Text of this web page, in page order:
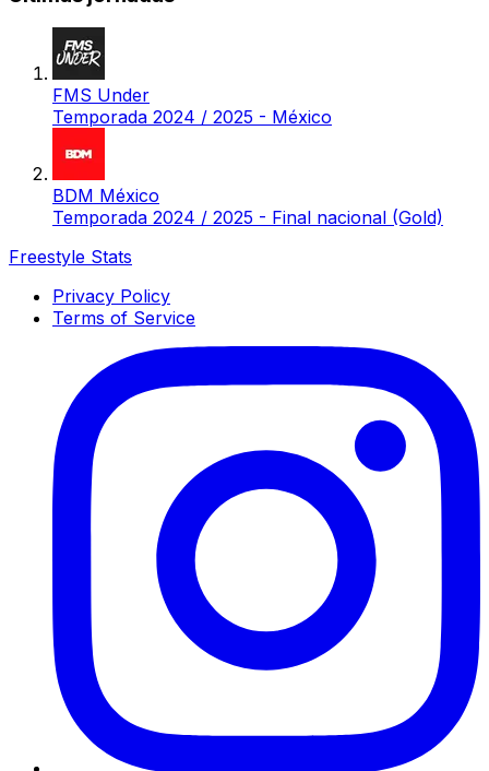
FMS Under
Temporada 2024 / 2025 - México
BDM México
Temporada 2024 / 2025 - Final nacional (Gold)
Freestyle Stats
Privacy Policy
Terms of Service